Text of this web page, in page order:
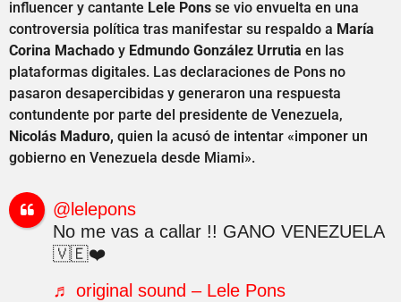
influencer y cantante Lele Pons se vio envuelta en una
controversia política tras manifestar su respaldo a María
Corina Machado y Edmundo González Urrutia en las
plataformas digitales. Las declaraciones de Pons no
pasaron desapercibidas y generaron una respuesta
contundente por parte del presidente de Venezuela,
Nicolás Maduro, quien la acusó de intentar «imponer un
gobierno en Venezuela desde Miami».
@lelepons
No me vas a callar !! GANO VENEZUELA
🇻🇪❤️
♬ original sound – Lele Pons